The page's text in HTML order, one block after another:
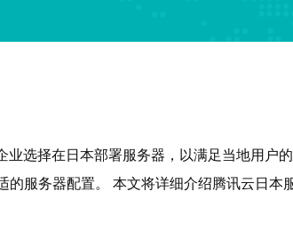
选择在日本部署服务器，以满足当地用户
服务器配置。 本文将详细介绍腾讯云日本